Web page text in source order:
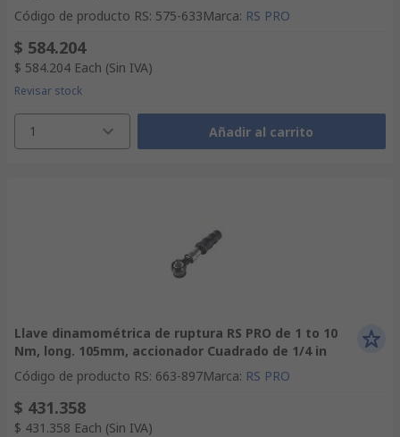
Código de producto RS: 575-633Marca: RS PRO
$ 584.204
$ 584.204 Each (Sin IVA)
Revisar stock
1 Añadir al carrito
Llave dinamométrica de ruptura RS PRO de 1 to 10
Nm, long. 105mm, accionador Cuadrado de 1/4 in
Código de producto RS: 663-897Marca: RS PRO
$ 431.358
$ 431.358 Each (Sin IVA)